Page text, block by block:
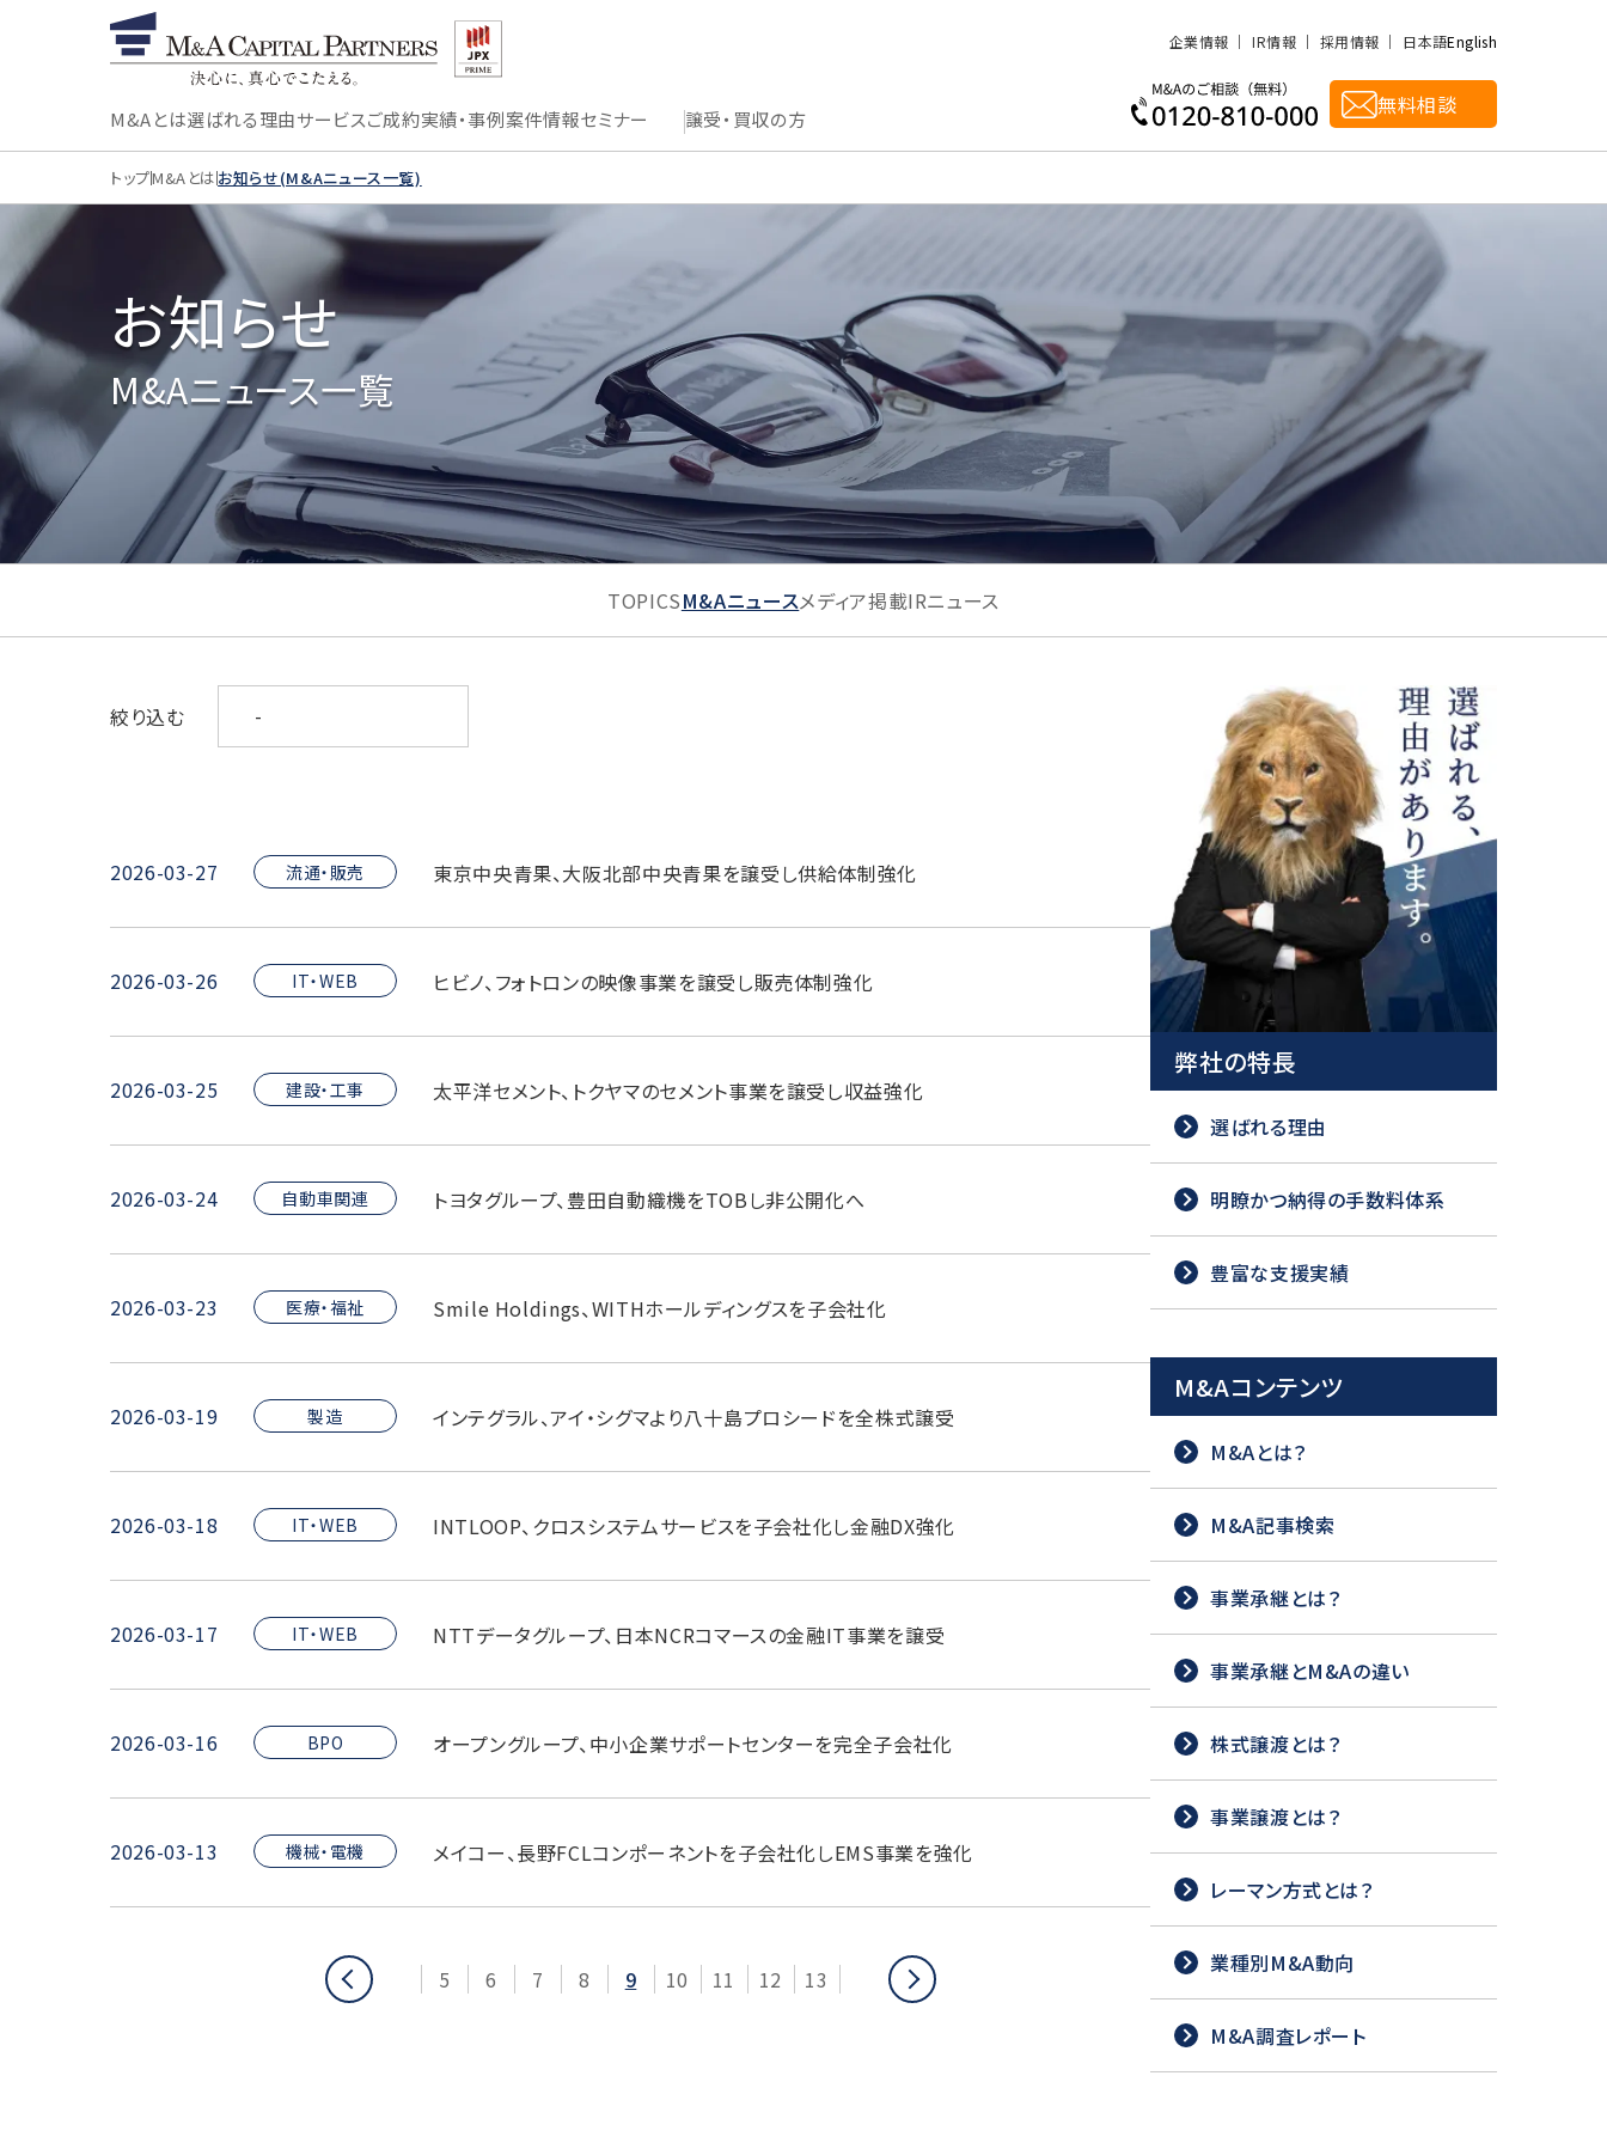
M&Aとは選ばれる理由サービスご成約実績・事例案件情報セミナー 譲受・買収の方
企業情報 IR情報 採用情報 日本語English
無料相談
トップM&Aとはお知らせ(M&Aニュース一覧)
お知らせ
M&Aニュース一覧
TOPICSM&Aニュースメディア掲載IRニュース
絞り込む
2026-03-27 流通・販売 東京中央青果、大阪北部中央青果を譲受し供給体制強化
2026-03-26 IT・WEB ヒビノ、フォトロンの映像事業を譲受し販売体制強化
2026-03-25 建設・工事 太平洋セメント、トクヤマのセメント事業を譲受し収益強化
2026-03-24 自動車関連 トヨタグループ、豊田自動織機をTOBし非公開化へ
2026-03-23 医療・福祉 Smile Holdings、WITHホールディングスを子会社化
2026-03-19 製造 インテグラル、アイ・シグマより八十島プロシードを全株式譲受
2026-03-18 IT・WEB INTLOOP、クロスシステムサービスを子会社化し金融DX強化
2026-03-17 IT・WEB NTTデータグループ、日本NCRコマースの金融IT事業を譲受
2026-03-16 BPO オープングループ、中小企業サポートセンターを完全子会社化
2026-03-13 機械・電機 メイコー、長野FCLコンポーネントを子会社化しEMS事業を強化
前
へ
5 6 7 8 9 10 11 12 13
次
へ
弊社の特長
選ばれる理由
明瞭かつ納得の手数料体系
豊富な支援実績
M&Aコンテンツ
M&Aとは？
M&A記事検索
事業承継とは？
事業承継とM&Aの違い
株式譲渡とは？
事業譲渡とは？
レーマン方式とは？
業種別M&A動向
M&A調査レポート